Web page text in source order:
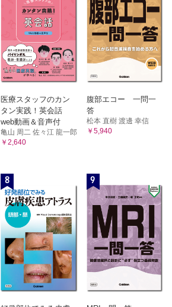
医療スタッフのカン
タン実践！英会話
web動画＆音声付
亀山 周二 佐々江 龍一郎
￥2,640
腹部エコー 一問一
答
松本 直樹 渡邊 幸信
￥5,940
8 9